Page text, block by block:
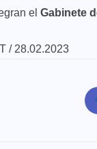
el Gabinete
/ 28.02.2023